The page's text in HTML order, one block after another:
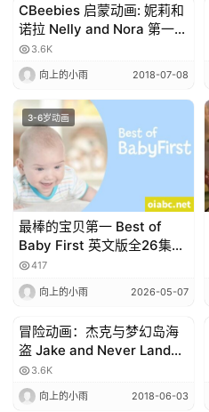
3-6岁动画
CBeebies 启蒙动画: 妮莉和
诺拉 Nelly and Nora 第一季
52集 (英文字幕)/ 百度网盘
3.6K
向上的小雨 2018-07-08
3-6岁动画
最棒的宝贝第一 Best of
Baby First 英文版全26集英
语中字高清1080P视频MP4
下载
417
向上的小雨 2026-05-07
3-6岁动画
冒险动画：杰克与梦幻岛海
盗 Jake and Never Land
Pirates 1-4季全87集+特别
季2集
3.6K
向上的小雨 2018-06-03